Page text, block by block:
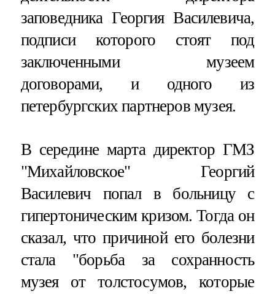
заповедника Георгия Василевича,
подписи которого стоят под
заключенными музеем
договорами, и одного из
петербургских партнеров музея.
В середине марта директор ГМЗ
"Михайловское" Георгий
Василевич попал в больницу с
гипертоническим кризом. Тогда он
сказал, что причиной его болезни
стала "борьба за сохранность
музея от толстосумов, которые